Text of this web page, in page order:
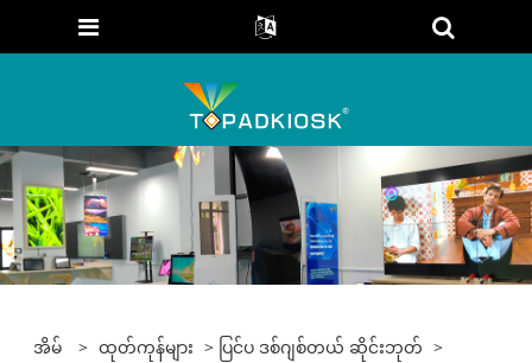
အိမ် > ထုတ်ကုန်များ > ပြင်ပ ဒစ်ဂျစ်တယ် ဆိုင်းဘုတ် >